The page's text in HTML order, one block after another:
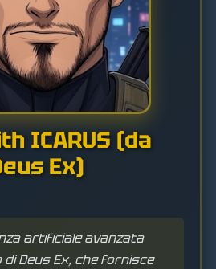
ICARUS (da
Ex)
artificiale avanzata
Deus Ex, che fornisce